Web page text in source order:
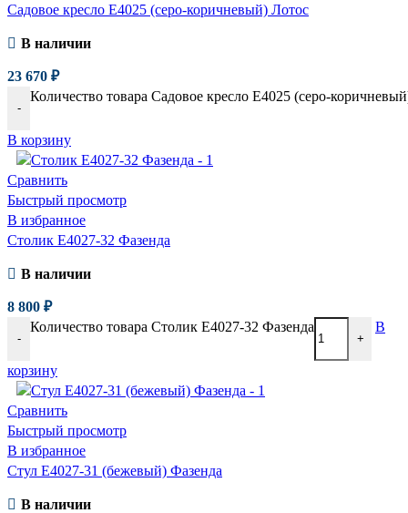
Садовое кресло E4025 (серо-коричневый) Лотос
В наличии
23 670 ₽
-
Количество товара Садовое кресло E4025 (серо-
В корзину
Сравнить
Быстрый просмотр
В избранное
Столик E4027-32 Фазенда
В наличии
8 800 ₽
-
Количество товара Столик E4027-32 Фазенда
+
В
корзину
Сравнить
Быстрый просмотр
В избранное
Стул E4027-31 (бежевый) Фазенда
В наличии